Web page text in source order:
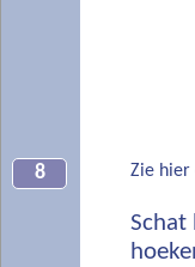
8 Zie hier
Schat